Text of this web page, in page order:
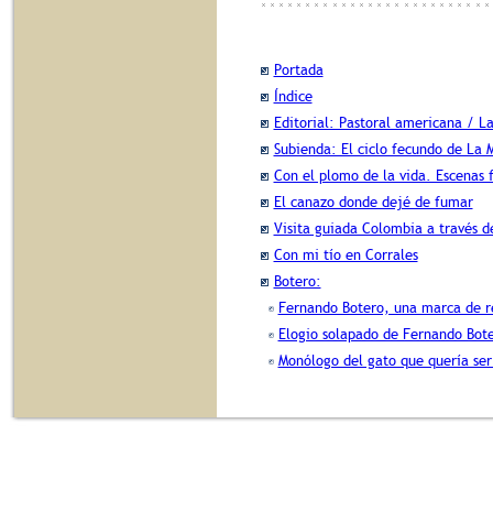
Portada
Índice
Editorial: Pastoral americana /
Subienda: El ciclo fecundo de La
Con el plomo de la vida. Escenas
El canazo donde dejé de fumar
Visita guiada Colombia a través
Con mi tío en Corrales
Botero:
Fernando Botero, una marca de
Elogio solapado de Fernando
Monólogo del gato que quería